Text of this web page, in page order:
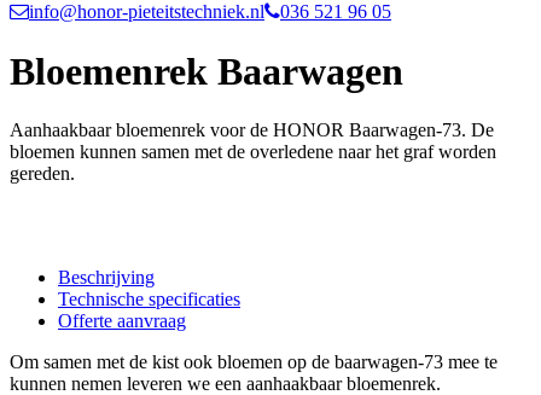
info@honor-pieteitstechniek.nl 036 521 96 05
Bloemenrek Baarwagen
Aanhaakbaar bloemenrek voor de HONOR Baarwagen-73. De
bloemen kunnen samen met de overledene naar het graf worden
gereden.
Beschrijving
Technische specificaties
Offerte aanvraag
Om samen met de kist ook bloemen op de baarwagen-73 mee te
kunnen nemen leveren we een aanhaakbaar bloemenrek.